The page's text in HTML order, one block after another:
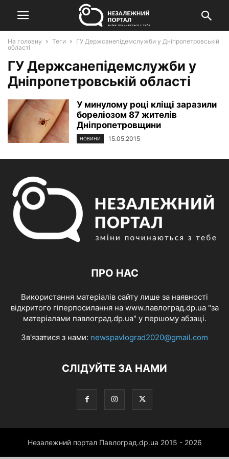
На головну Теги
ГУ Держсанепідемслужби у Дніпропетровській
області
ГУ Держсанепідемслужби у
Дніпропетровській області
У минулому році кліщі заразили
бореліозом 87 жителів
Дніпропетровщини
НОВИНИ 15.05.2015
ПРО НАС
Використання матеріалів сайту лише за наявності
відкритого гіперпосилання на www.павлоград.dp.ua "за
матеріалами павлоград.dp.ua" у першому абзаці.
Зв'язатися з нами: newspavlograd2020@gmail.com
СЛІДУЙТЕ ЗА НАМИ
Незалежний портал Павлоград.dp.ua 2015 - 2026